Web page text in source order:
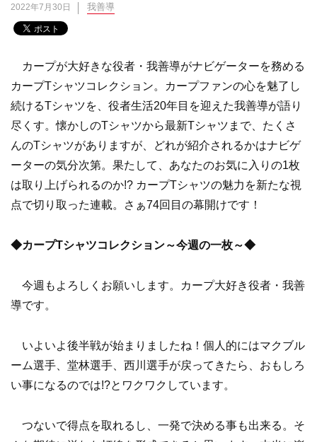
2022年7月30日 我善導
カープが大好きな役者・我善導がナビゲーターを務める
カープTシャツコレクション。カープファンの心を魅了し
続けるTシャツを、役者生活20年目を迎えた我善導が語り
尽くす。懐かしのTシャツから最新Tシャツまで、たくさ
んのTシャツがありますが、どれが紹介されるかはナビゲ
ーターの気分次第。果たして、あなたのお気に入りの1枚
は取り上げられるのか!? カープTシャツの魅力を新たな視
点で切り取った連載。さぁ74回目の幕開けです！
◆カープTシャツコレクション～今週の一枚～◆
今週もよろしくお願いします。カープ大好き役者・我善
導です。
いよいよ後半戦が始まりましたね！個人的にはマクブル
ーム選手、堂林選手、西川選手が戻ってきたら、おもしろ
い事になるのでは!?とワクワクしています。
つないで得点を取れるし、一発で決める事も出来る。そ